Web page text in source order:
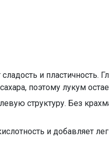
и пластичность.
поэтому лукум
структуру. Без
и добавляет